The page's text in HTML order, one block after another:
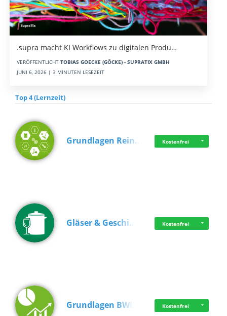
.supra macht KI Workflows zu digitalen Produ…
VERÖFFENTLICHT TOBIAS GOECKE (GÖCKE) - SUPRATIX GMBH
JUNI 6, 2026 | 3 MINUTEN LESEZEIT
Top 4 (Lernzeit)
Grundlagen Rein… Kostenfrei
Gläser & Geschi… Kostenfrei
Grundlagen BWL Kostenfrei